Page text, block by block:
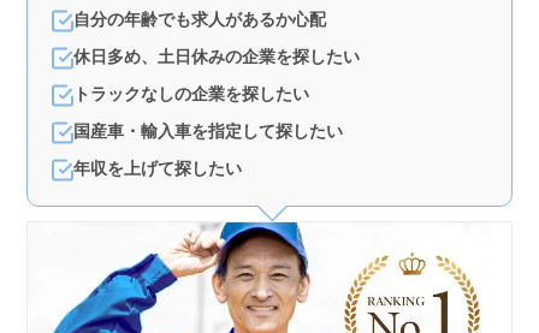
の方々も多数活躍中で、シニア層の方々が貴重な存在と
して重要な役割を担っています。 ＜安定した雇用と
働きやすさ＞ 完全週休2日制で、年間休日105日という
充実した休暇制度が整っています。シフト制により、柔
であり、通勤の負担を軽減します。 ＜高水準の報酬
とワークライフバランス＞ 年収300万円〜600万円とい
う好待遇で、経験とスキルに見合った報酬を得ることが
できます。また時給1,000円〜1,800円という高水準の時
給も魅力です。通勤手当も全額支給され、働きやすい環
境が整っています。
自分の年齢でも求人があるか心配
休日多め、土日休みの企業を探したい
トラックなしの企業を探したい
国産車・輸入車を指定して探したい
年収を上げて探したい